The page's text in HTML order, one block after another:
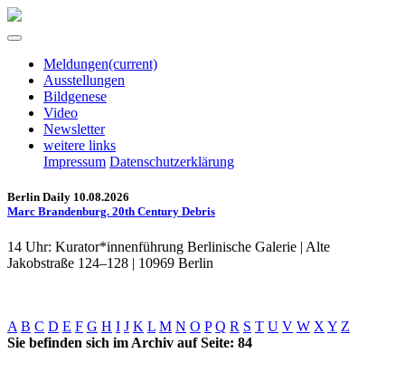
Meldungen(current)
Ausstellungen
Bildgenese
Video
Newsletter
weitere links
Impressum Datenschutzerklärung
Berlin Daily 10.08.2026
Marc Brandenburg. 20th Century Debris
14 Uhr: Kurator*innenführung Berlinische Galerie | Alte
Jakobstraße 124–128 | 10969 Berlin
A B C D E F G H I J K L M N O P Q R S T U V W X Y Z
Sie befinden sich im Archiv auf Seite: 84